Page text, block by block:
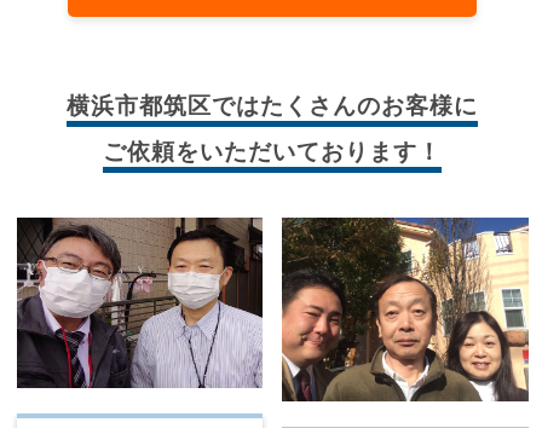
横浜市都筑区ではたくさんのお客様に
ご依頼をいただいております！